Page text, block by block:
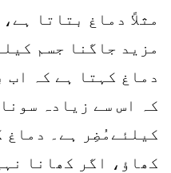
مثلاً دماغ بتاتا
مزید جاگنا جسم
دماغ کہتا ہے کہ اب
کہ اس سے زیادہ
کیلئےمُضِر ہے۔ دماغ
کھاؤ، اگر کھانا